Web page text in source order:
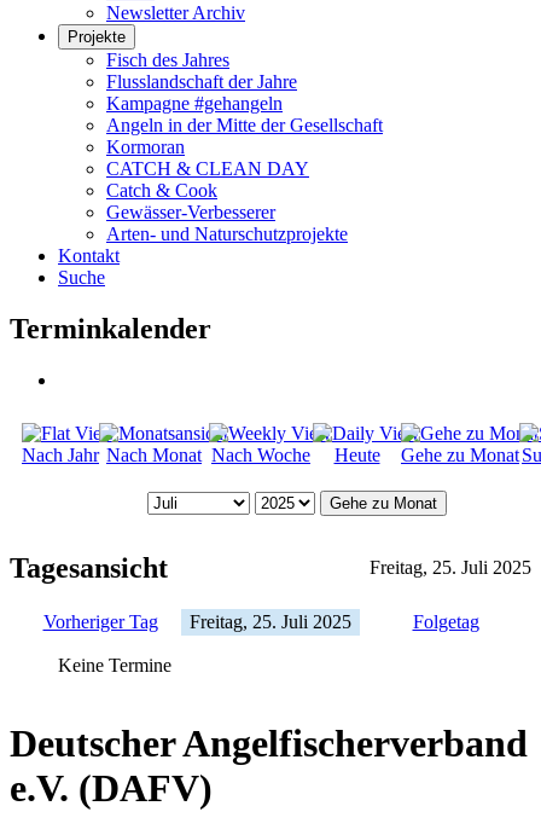
Newsletter Archiv
Projekte
Fisch des Jahres
Flusslandschaft der Jahre
Kampagne #gehangeln
Angeln in der Mitte der Gesellschaft
Kormoran
CATCH & CLEAN DAY
Catch & Cook
Gewässer-Verbesserer
Arten- und Naturschutzprojekte
Kontakt
Suche
Terminkalender
Nach Jahr Nach Monat Nach Woche Heute Gehe zu Monat
Gehe zu Monat
Tagesansicht Freitag, 25. Juli 2025
Vorheriger Tag Freitag, 25. Juli 2025 Folgetag
Keine Termine
Deutscher Angelfischerverband
e.V. (DAFV)